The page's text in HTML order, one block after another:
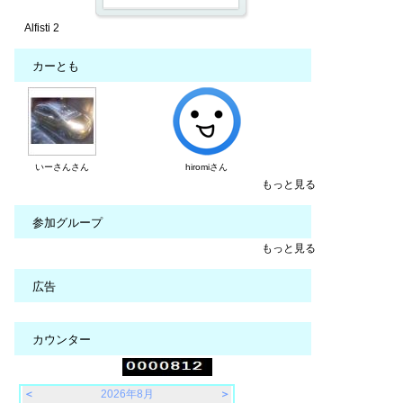
Alfisti 2
カーとも
いーさんさん hiromiさん
もっと見る
参加グループ
もっと見る
広告
カウンター
＜ 2026年8月 ＞